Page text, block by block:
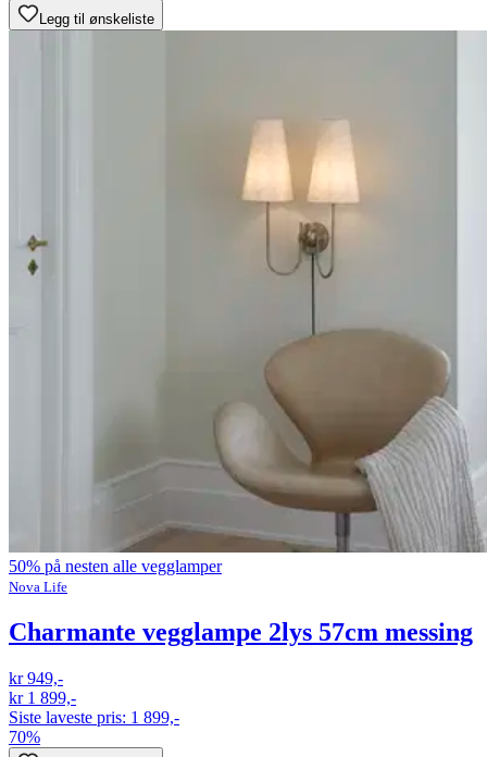
Legg til ønskeliste
50% på nesten alle vegglamper
Nova Life
Charmante vegglampe 2lys 57cm messing
kr 949,-
kr 1 899,-
Siste laveste pris: 1 899,-
70%